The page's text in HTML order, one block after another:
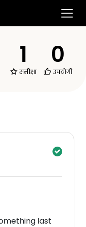
1
समीक्षा
0
उपयोगी
last